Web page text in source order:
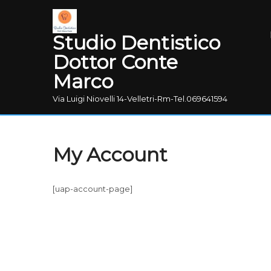
Studio Dentistico
Dottor Conte
Marco
Via Luigi Niovelli 14-Velletri-Rm-Tel.069641594
My Account
[uap-account-page]